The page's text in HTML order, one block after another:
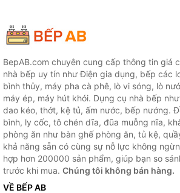
BepAB.com chuyên cung cấp thông tin giá
nhà bếp uy tín như Điện gia dụng, bếp các
bình thủy, máy pha cà phê, lò vi sóng, lò
máy ép, máy hút khói. Dụng cụ nhà bếp
dao kéo, thớt, kệ tủ, ấm nước, bếp nướng.
bình, ly cốc, tô chén dĩa, đũa muỗng nĩa,
phòng ăn như bàn ghế phòng ăn, tủ kệ,
khả năng sẵn có cùng sự nỗ lực không
hợp hơn 200000 sản phẩm, giúp bạn so
trước khi mua. Chúng tôi không bán hàng.
VỀ BẾP AB